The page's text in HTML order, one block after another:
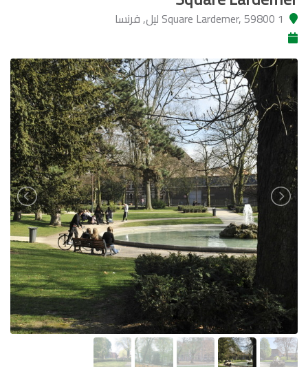
1 Square Lardemer, 59800 ليل, فرنسا